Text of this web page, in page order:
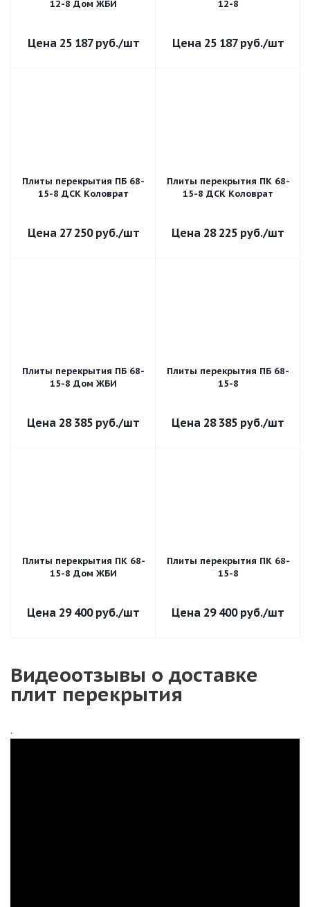
12-8 Дом ЖБИ
25 187руб./шт
12-8
25 187руб./шт
Плиты перекрытия ПБ 68-
15-8 ДСК Коловрат
27 250руб./шт
Плиты перекрытия ПК 68-
15-8 ДСК Коловрат
28 225 руб./шт
Плиты перекрытия ПБ 68-
15-8 Дом ЖБИ
28 385 руб./шт
Плиты перекрытия ПБ 68-
15-8
28 385 руб./шт
Плиты перекрытия ПК 68-
15-8 Дом ЖБИ
29 400руб./шт
Плиты перекрытия ПК 68-
15-8
29 400руб./шт
Видеоотзывы о доставке
плит перекрытия
.